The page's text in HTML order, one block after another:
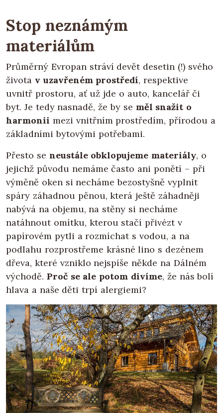
Stop neznámým
materiálům
Průměrný Evropan stráví devět desetin (!) svého
života v uzavřeném prostředí, respektive
uvnitř prostoru, ať už jde o auto, kancelář či
byt. Je tedy nasnadě, že by se měl snažit o
harmonii mezi vnitřním prostředím, přírodou a
základními bytovými potřebami.
Přesto se neustále obklopujeme materiály, o
jejichž původu nemáme často ani ponětí – při
výměně oken si necháme bezostyšně vyplnit
spáry záhadnou pěnou, která ještě záhadněji
nabývá na objemu, na stěny si necháme
natáhnout omítku, kterou stačí přivézt v
papírovém pytli a rozmíchat s vodou, a na
podlahu rozprostřeme krásné lino s dezénem
dřeva, které vzniklo nejspíše někde na Dálném
východě. Proč se ale potom divíme, že nás bolí
hlava a naše děti trpí alergiemi?